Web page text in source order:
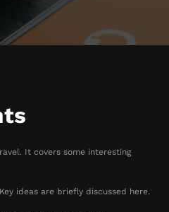
It covers some interesting
ideas are briefly discussed here.